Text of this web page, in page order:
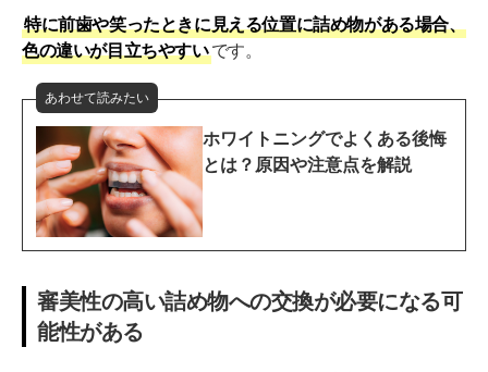
特に前歯や笑ったときに見える位置に詰め物がある場合、
色の違いが目立ちやすいです。
あわせて読みたい
ホワイトニングでよくある後悔
とは？原因や注意点を解説
審美性の高い詰め物への交換が必要になる可
能性がある